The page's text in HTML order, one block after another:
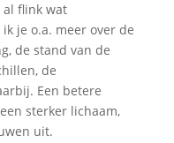
flink wat
je o.a. meer over de
de stand van de
de
Een betere
sterker lichaam,
uit.